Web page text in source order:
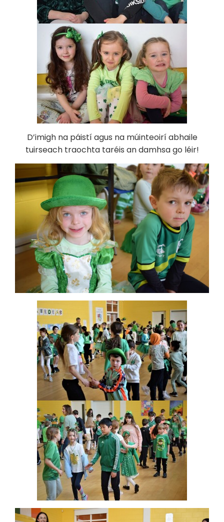
D’imigh na páistí agus na múinteoirí abhaile
tuirseach traochta taréis an damhsa go léir!